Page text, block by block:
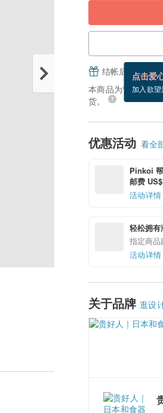
点击爱
加入欲望
结帐后填写并
本商品为“接单订
货。
优惠活动 看全
Pinkoi
邮费
活动详情
轻松拥
指定商
活动详情
关于品牌 逛设